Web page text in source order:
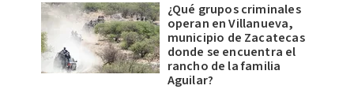
¿Qué grupos criminales
operan en Villanueva,
municipio de Zacatecas
donde se encuentra el
rancho de la familia
Aguilar?